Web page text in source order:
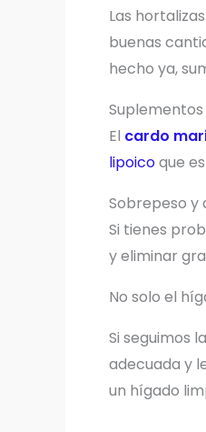
Las
buenas
hecho ya,
El cardo
lipoicoque
Sobrepeso y
Si tienes
y eliminar
No solo el
Si seguimos
adecuada y
un hígado